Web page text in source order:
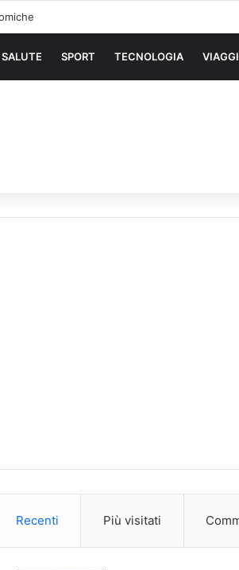
SALUTE SPORT TECNOLOGIA VIAGGI
Recenti Più visitati